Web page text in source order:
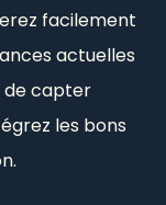
facilement
actuelles
de capter
les bons